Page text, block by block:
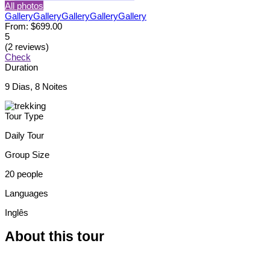
All photos
GalleryGalleryGalleryGalleryGallery
From: $699.00
5
(2 reviews)
Check
Duration
9 Dias, 8 Noites
Tour Type
Daily Tour
Group Size
20 people
Languages
Inglês
About this tour